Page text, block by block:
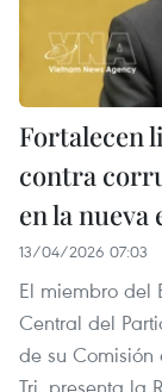
Fortalecen
contra
en la nueva
13/04/2026 07:03
El miembro del
Central del
de su Comisión
Tri, presenta la